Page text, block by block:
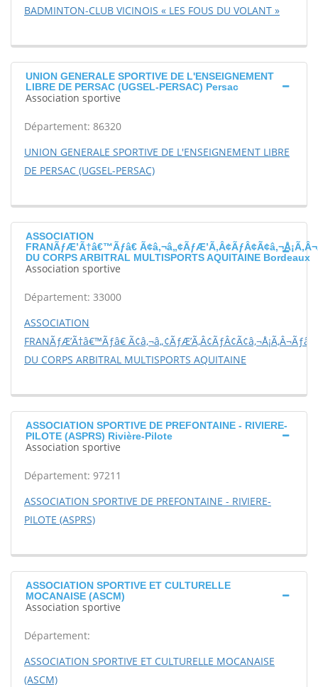
BADMINTON-CLUB VICINOIS « LES FOUS DU VOLANT »
UNION GENERALE SPORTIVE DE L'ENSEIGNEMENT
LIBRE DE PERSAC (UGSEL-PERSAC) Persac
Association sportive
Département: 86320
UNION GENERALE SPORTIVE DE L'ENSEIGNEMENT LIBRE
DE PERSAC (UGSEL-PERSAC)
ASSOCIATION
FRANÃƒÆ’Ã†â€™Ãƒâ€
DU CORPS ARBITRAL MULTISPORTS AQUITAINE Bordeaux
Association sportive
Département: 33000
ASSOCIATION
FRANÃƒÆ’Ã†â€™Ãƒâ€
DU CORPS ARBITRAL MULTISPORTS AQUITAINE
ASSOCIATION SPORTIVE DE PREFONTAINE - RIVIERE-
PILOTE (ASPRS) Rivière-Pilote
Association sportive
Département: 97211
ASSOCIATION SPORTIVE DE PREFONTAINE - RIVIERE-
PILOTE (ASPRS)
ASSOCIATION SPORTIVE ET CULTURELLE
MOCANAISE (ASCM)
Association sportive
Département:
ASSOCIATION SPORTIVE ET CULTURELLE MOCANAISE
(ASCM)